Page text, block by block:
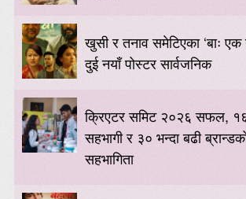
खुसी र तनाव समेटिएका ‘बाः एक
दुई नयाँ पोस्टर सार्वजनिक
क्रिएटर समिट २०२६ सफल,
सहभागी र ३० भन्दा बढी
सहभागिता